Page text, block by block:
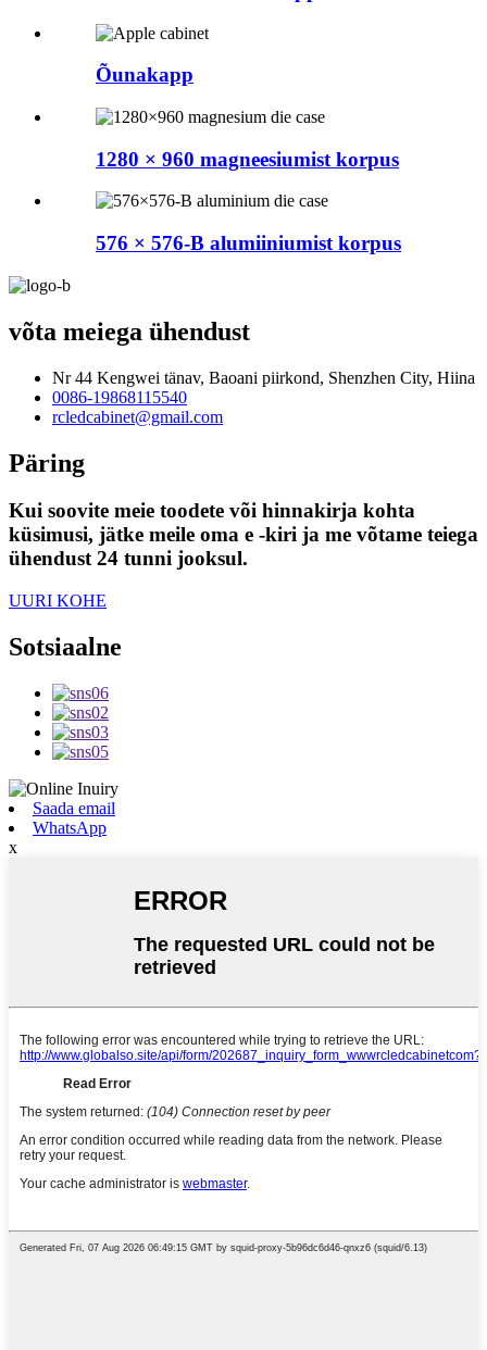
Õunakapp
1280 × 960 magneesiumist korpus
576 × 576-B alumiiniumist korpus
võta meiega ühendust
Nr 44 Kengwei tänav, Baoani piirkond, Shenzhen City, Hiina
0086-19868115540
rcledcabinet@gmail.com
Päring
Kui soovite meie toodete või hinnakirja kohta
küsimusi, jätke meile oma e -kiri ja me võtame teiega
ühendust 24 tunni jooksul.
UURI KOHE
Sotsiaalne
Saada email
WhatsApp
x